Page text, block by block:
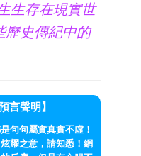
生存在現實世
歷史傳紀中的
言聲明】
句句屬實真實不虛！
耀之意，請知悉！網